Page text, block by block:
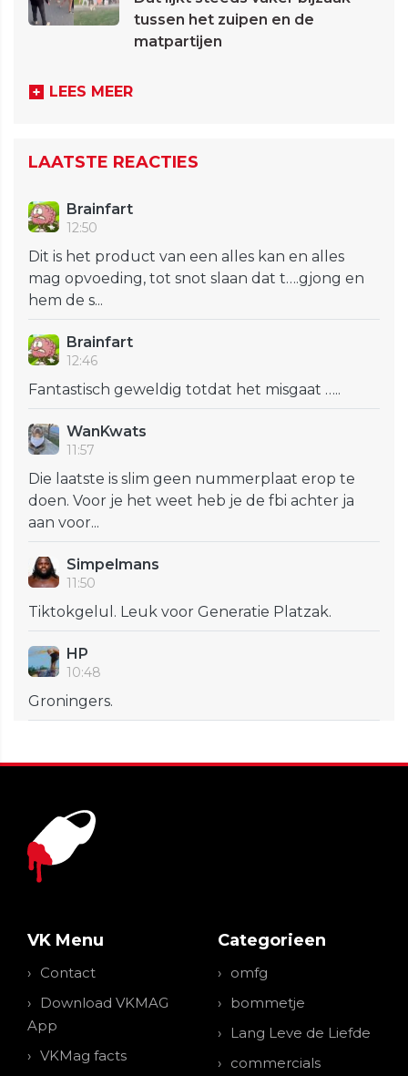
tussen het zuipen en de
matpartijen
LEES MEER
LAATSTE REACTIES
Brainfart
12:50
Dit is het product van een alles kan en alles
mag opvoeding, tot snot slaan dat t….gjong en
hem de s...
Brainfart
12:46
Fantastisch geweldig totdat het misgaat …..
WanKwats
11:57
Die laatste is slim geen nummerplaat erop te
doen. Voor je het weet heb je de fbi achter ja
aan voor...
Simpelmans
11:50
Tiktokgelul. Leuk voor Generatie Platzak.
HP
10:48
Groningers.
VK Menu
Contact
Download VKMAG
App
VKMag facts
Categorieen
omfg
bommetje
Lang Leve de Liefde
commercials